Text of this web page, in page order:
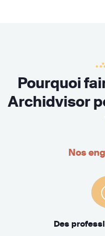
Pourquoi
Archidvisor
Nos
Des